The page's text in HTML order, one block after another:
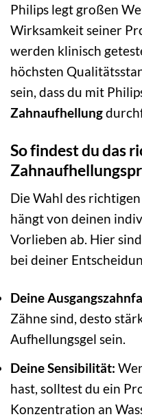
Philips legt großen
Wirksamkeit seiner
werden klinisch
höchsten
sein, dass du mit
Zahnaufhellung
So findest du das
Die Wahl des richtigen
hängt von deinen
Vorlieben ab. Hier
bei deiner
Deine
Zähne sind, desto
Aufhellungsgel sein.
Deine Sensibilität:
hast, solltest du ein
Konzentration an